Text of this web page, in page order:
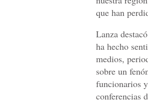
que han
Lanza
ha hecho
medios,
sobre un
funcionarios
conferencias